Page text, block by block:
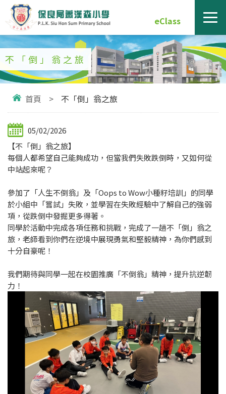
eClass
不「倒」翁之旅
首頁 > 不「倒」翁之旅
05/02/2026
【不「倒」翁之旅】
每個人都希望自己能夠成功，但當我們失敗跌倒時，又如何從
中站起來呢？
參加了「人生不倒翁」及「Oops to Wow小種籽培訓」的同學
於小組中「嘗試」失敗，並學習在失敗經驗中了解自己的強弱
項，從跌倒中發掘更多得著。
同學於活動中完成各項任務和挑戰，完成了一趟不「倒」翁之
旅，老師看到你們在逆境中展現勇氣和堅毅精神，為你們感到
十分自豪呢！
我們期待與同學一起在校園推廣「不倒翁」精神，提升抗逆韌
力！